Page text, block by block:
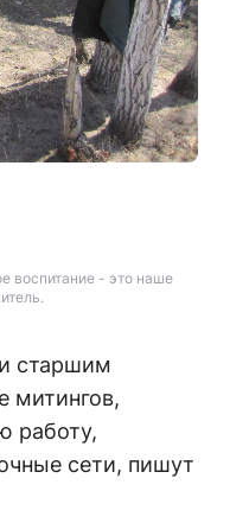
воспитание - это наше
старшим
митингов,
работу,
сети, пишут